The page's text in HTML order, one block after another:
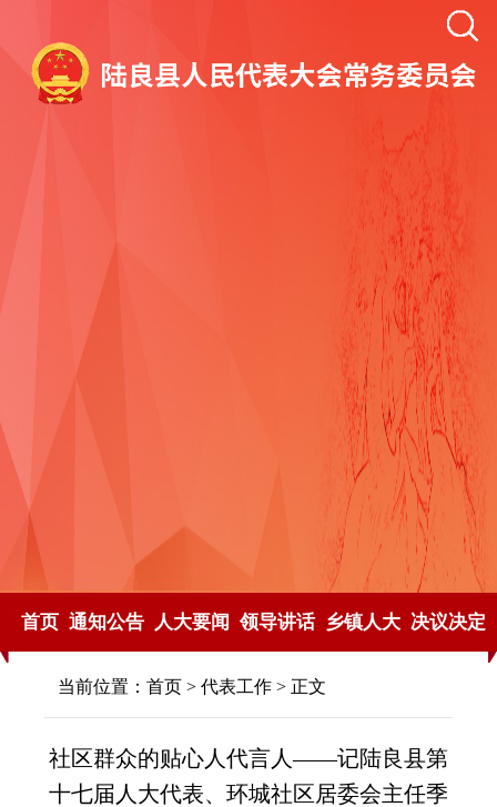
首页 通知公告 人大要闻 领导讲话 乡镇人大 决议决定
当前位置： 首页 > 代表工作 > 正文
社区群众的贴心人代言人——记陆良县第
十七届人大代表、环城社区居委会主任季